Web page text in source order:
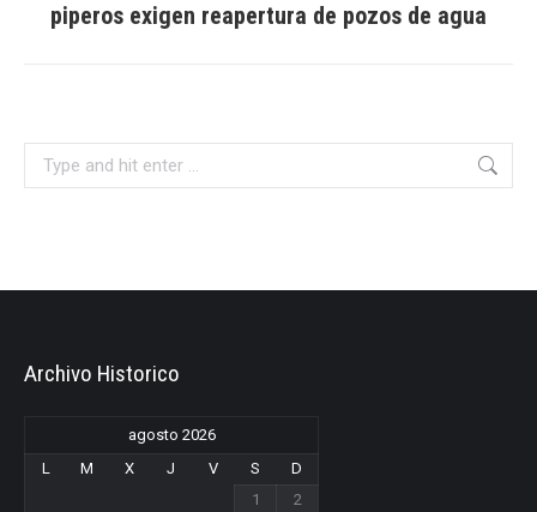
post:
piperos exigen reapertura de pozos de agua
Archivo Historico
agosto 2026
L
M X J V S
D
1
2